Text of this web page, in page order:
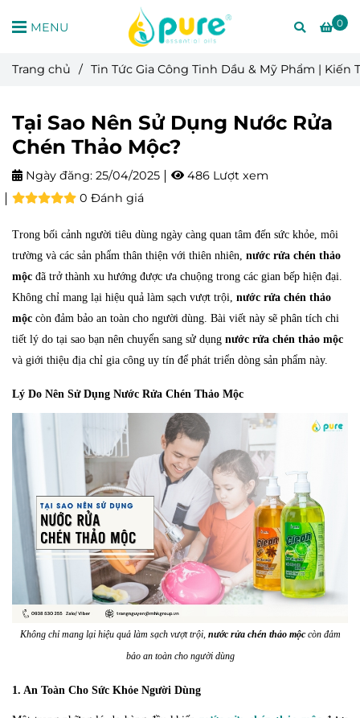
0
MENU
Trang chủ / Tin Tức Gia Công Tinh Dầu & Mỹ Phẩm | Kiến
Tại Sao Nên Sử Dụng Nước Rửa
Chén Thảo Mộc?
Ngày đăng: 25/04/2025
486 Lượt xem
0 Đánh giá
Trong bối cảnh người tiêu dùng ngày càng quan tâm đến sức khỏe, môi
trường và các sản phẩm thân thiện với thiên nhiên, nước rửa chén thảo
mộc đã trở thành xu hướng được ưa chuộng trong các gian bếp hiện đại.
Không chỉ mang lại hiệu quả làm sạch vượt trội, nước rửa chén thảo
mộc còn đảm bảo an toàn cho người dùng. Bài viết này sẽ phân tích chi
tiết lý do tại sao bạn nên chuyển sang sử dụng nước rửa chén thảo mộc
và giới thiệu địa chỉ gia công uy tín để phát triển dòng sản phẩm này.
Lý Do Nên Sử Dụng Nước Rửa Chén Thảo Mộc
Không chỉ mang lại hiệu quả làm sạch vượt trội, nước rửa chén thảo mộccòn đảm
bảo an toàn cho người dùng
1. An Toàn Cho Sức Khỏe Người Dùng